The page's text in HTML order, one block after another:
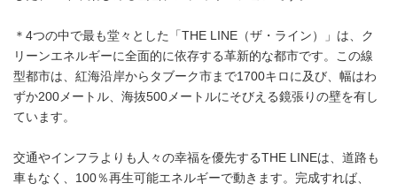
＊4つの中で最も堂々とした「THE LINE（ザ・ライン）」は、ク
リーンエネルギーに全面的に依存する革新的な都市です。この線
型都市は、紅海沿岸からタブーク市まで1700キロに及び、幅はわ
ずか200メートル、海抜500メートルにそびえる鏡張りの壁を有し
ています。
交通やインフラよりも人々の幸福を優先するTHE LINEは、道路も
車もなく、100％再生可能エネルギーで動きます。完成すれば、